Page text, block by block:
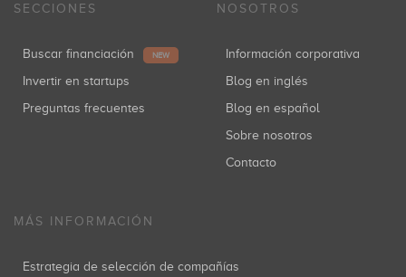
SECCIONES
Buscar financiación NEW
Invertir en startups
Preguntas frecuentes
NOSOTROS
Información corporativa
Blog en inglés
Blog en español
Sobre nosotros
Contacto
MÁS INFORMACIÓN
Estrategia de selección de compañías